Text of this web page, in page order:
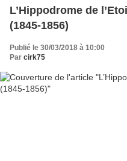
L’Hippodrome de
(1845-1856)
Publié le 30/03/2018 à 10:00
Par cirk75